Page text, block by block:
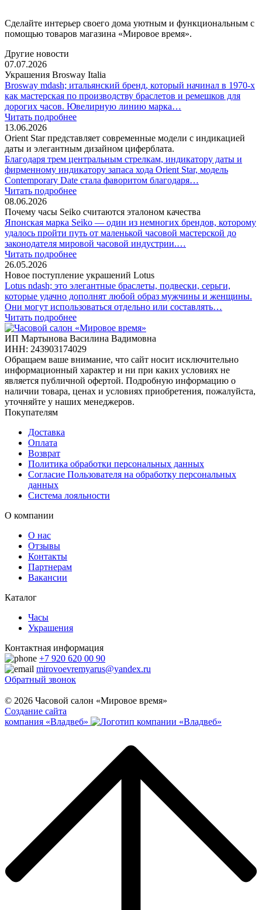
Сделайте интерьер своего дома уютным и функциональным с
помощью товаров магазина «Мировое время».
Другие новости
07.07.2026
Украшения Brosway Italia
Brosway mdash; итальянский бренд, который начинал в 1970-х
как мастерская по производству браслетов и ремешков для
дорогих часов. Ювелирную линию марка…
Читать подробнее
13.06.2026
Orient Star представляет современные модели с индикацией
даты и элегантным дизайном циферблата.
Благодаря трем центральным стрелкам, индикатору даты и
фирменному индикатору запаса хода Orient Star, модель
Contemporary Date стала фаворитом благодаря…
Читать подробнее
08.06.2026
Почему часы Seiko считаются эталоном качества
Японская марка Seiko — один из немногих брендов, которому
удалось пройти путь от маленькой часовой мастерской до
законодателя мировой часовой индустрии.…
Читать подробнее
26.05.2026
Новое поступление украшений Lotus
Lotus ndash; это элегантные браслеты, подвески, серьги,
которые удачно дополнят любой образ мужчины и женщины.
Они могут использоваться отдельно или составлять…
Читать подробнее
ИП Мартынова Василина Вадимовна
ИНН: 243903174029
Обращаем ваше внимание, что сайт носит исключительно
информационный характер и ни при каких условиях не
является публичной офертой. Подробную информацию о
наличии товара, ценах и условиях приобретения, пожалуйста,
уточняйте у наших менеджеров.
Покупателям
Доставка
Оплата
Возврат
Политика обработки персональных данных
Согласие Пользователя на обработку персональных
данных
Система лояльности
О компании
О нас
Отзывы
Контакты
Партнерам
Вакансии
Каталог
Часы
Украшения
Контактная информация
+7 920 620 00 90
mirovoevremyarus@yandex.ru
Обратный звонок
© 2026 Часовой салон «Мировое время»
Создание сайта
компания «Владвеб»